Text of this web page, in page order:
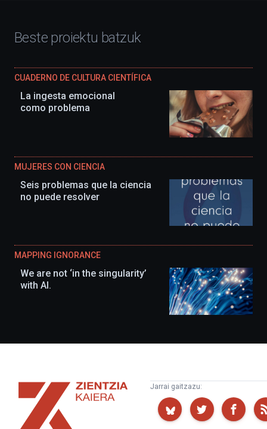
Beste proiektu batzuk
CUADERNO DE CULTURA CIENTÍFICA
La ingesta emocional
como problema
MUJERES CON CIENCIA
Seis problemas que la ciencia
no puede resolver
MAPPING IGNORANCE
We are not ‘in the singularity’
with AI.
Zientzia
Kaiera
Jarrai gaitzazu: